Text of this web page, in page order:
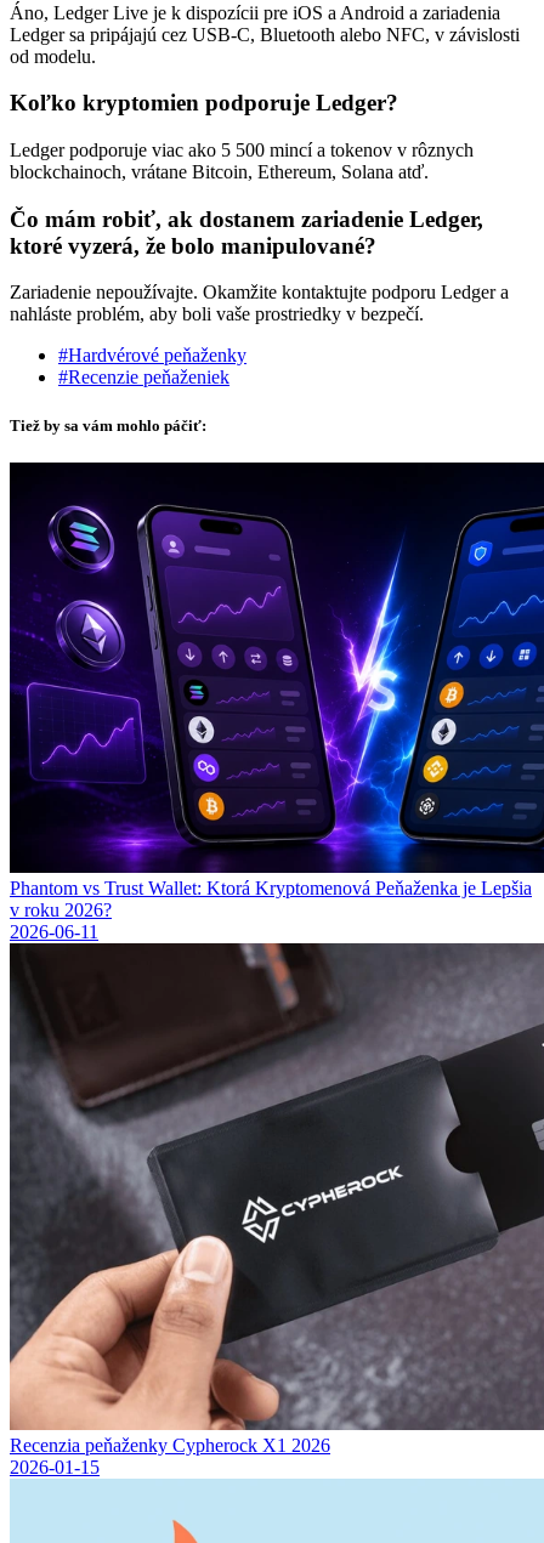
Áno, Ledger Live je k dispozícii pre iOS a Android a zariadenia
Ledger sa pripájajú cez USB-C, Bluetooth alebo NFC, v závislosti
od modelu.
Koľko kryptomien podporuje Ledger?
Ledger podporuje viac ako 5 500 mincí a tokenov v rôznych
blockchainoch, vrátane Bitcoin, Ethereum, Solana atď.
Čo mám robiť, ak dostanem zariadenie Ledger,
ktoré vyzerá, že bolo manipulované?
Zariadenie nepoužívajte. Okamžite kontaktujte podporu Ledger a
nahláste problém, aby boli vaše prostriedky v bezpečí.
#Hardvérové peňaženky
#Recenzie peňaženiek
Tiež by sa vám mohlo páčiť:
Phantom vs Trust Wallet: Ktorá Kryptomenová Peňaženka je Lepšia
v roku 2026?
2026-06-11
Recenzia peňaženky Cypherock X1 2026
2026-01-15